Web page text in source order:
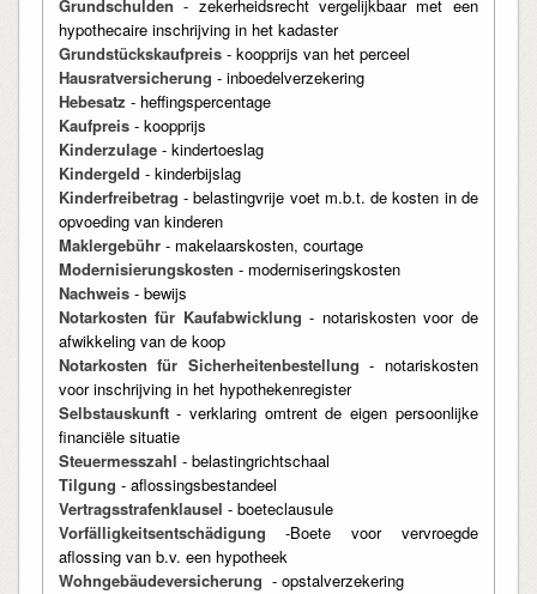
Grundschulden - zekerheidsrecht vergelijkbaar met een
hypothecaire inschrijving in het kadaster
Grundstückskaufpreis- koopprijs van het perceel
Hausratversicherung - inboedelverzekering
Hebesatz - heffingspercentage
Kaufpreis- koopprijs
Kinderzulage- kindertoeslag
Kindergeld - kinderbijslag
Kinderfreibetrag - belastingvrije voet m.b.t. de kosten in de
opvoeding van kinderen
Maklergebühr- makelaarskosten, courtage
Modernisierungskosten - moderniseringskosten
Nachweis- bewijs
Notarkosten für Kaufabwicklung - notariskosten voor de
afwikkeling van de koop
Notarkosten für Sicherheitenbestellung - notariskosten
voor inschrijving in het hypothekenregister
Selbstauskunft- verklaring omtrent de eigen persoonlijke
financiële situatie
Steuermesszahl - belastingrichtschaal
Tilgung - aflossingsbestandeel
Vertragsstrafenklausel - boeteclausule
Vorfälligkeitsentschädigung -Boete voor vervroegde
aflossing van b.v. een hypotheek
Wohngebäudeversicherung - opstalverzekering